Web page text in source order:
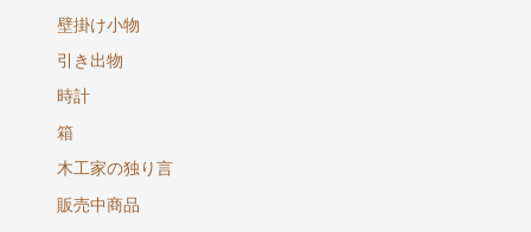
壁掛け小物
引き出物
時計
箱
木工家の独り言
販売中商品